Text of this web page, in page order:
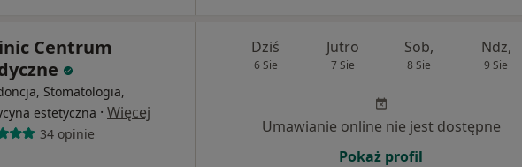
Centrum
Stomatologia,
estetyczna · Więcej
34 opinie
Dziś
6 Sie
Jutro
7 Sie
Sob,
8 Sie
Ndz,
9 Sie
Umawianie online nie jest dostępne
Pokaż profil